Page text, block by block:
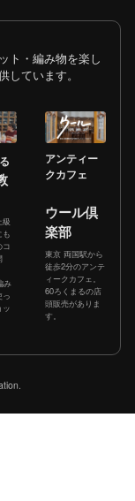
ト・編み物を楽し
ています。
級
も
コ
み
っ
ッ
アンティー
クカフェ
ウール倶
楽部
東京 両国駅から
徒歩2分のアンテ
ィークカフェ。
60ろくまるの店
頭販売がありま
す。